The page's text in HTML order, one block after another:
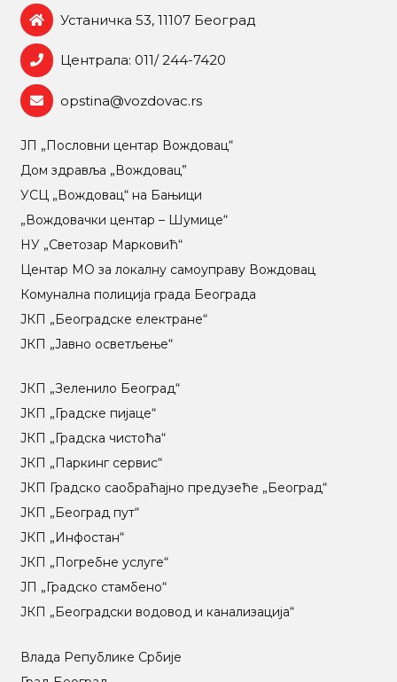
Устаничка 53, 11107 Београд
Централа: 011/ 244-7420
opstina@vozdovac.rs
ЈП „Пословни центар Вождовац“
Дом здравља „Вождовац”
УСЦ „Вождовац“ на Бањици
„Вождовачки центар – Шумице“
НУ „Светозар Марковић“
Центар МO за локалну самоуправу Вождовац
Комунална полиција града Београда
ЈКП „Београдске електране“
ЈКП „Јавно осветљење“
ЈКП „Зеленило Београд“
ЈКП „Градске пијаце“
ЈКП „Градска чистоћа“
ЈКП „Паркинг сервис“
ЈКП Градско саобраћајно предузеће „Београд“
ЈКП „Београд пут“
ЈКП „Инфостан“
ЈКП „Погребне услуге“
ЈП „Градско стамбено“
ЈКП „Београдски водовод и канализација“
Влада Републике Србије